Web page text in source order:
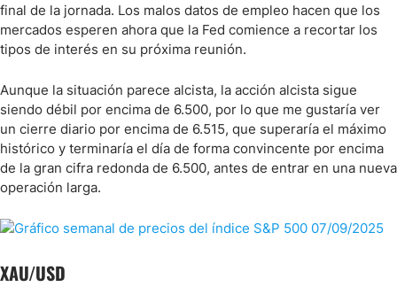
final de la jornada. Los malos datos de empleo hacen que los
mercados esperen ahora que la Fed comience a recortar los
tipos de interés en su próxima reunión.
Aunque la situación parece alcista, la acción alcista sigue
siendo débil por encima de 6.500, por lo que me gustaría ver
un cierre diario por encima de 6.515, que superaría el máximo
histórico y terminaría el día de forma convincente por encima
de la gran cifra redonda de 6.500, antes de entrar en una nueva
operación larga.
XAU/USD